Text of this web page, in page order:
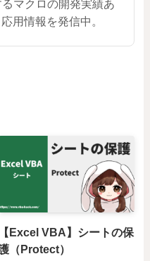
マクロの開発実績あ
用情報を発信中。
【Excel VBA】シートの保
（Protect）